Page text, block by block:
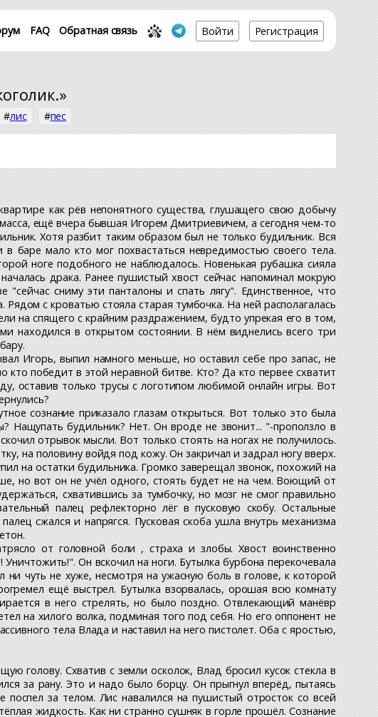
FAQ Обратная связь Войти Регистрация
#лис #пес
как рёв непонятного существа, глушащего свою добычу
ещё вчера бывшая Игорем Дмитриевичем, а сегодня чем-то
Хотя разбит таким образом был не только будильник. Вся
баре мало кто мог похвастаться невредимостью своего тела.
ноге подобного не наблюдалось. Новенькая рубашка сияла
драка. Ранее пушистый хвост сейчас напоминал мокрую
сниму эти панталоны и спать лягу". Единственное, что
с кроватью стояла старая тумбочка. На ней располагалась
на спящего с крайним раздражением, будто упрекая его в том,
находился в открытом состоянии. В нём виднелись всего три
Игорь, выпил намного меньше, но оставил себе про запас, не
кто победит в этой неравной битве. Кто? Да кто первее схватит
оставив только трусы с логотипом любимой онлайн игры. Вот
сознание приказало глазам открыться. Вот только это была
Нащупать будильник? Нет. Он вроде не звонит... "-проползло в
отрывок мысли. Вот только стоять на ногах не получилось.
на половину войдя под кожу. Он закричал и задрал ногу вверх.
на остатки будильника. Громко заверещал звонок, похожий на
но вот он не учёл одного, стоять будет не на чем. Воющий от
схватившись за тумбочку, но мозг не смог правильно
палец рефлекторно лёг в пусковую скобу. Остальные
сжался и напрягся. Пусковая скоба ушла внутрь механизма
от головной боли , страха и злобы. Хвост воинственно
Он вскочил на ноги. Бутылка бурбона перекочевала
ни чуть не хуже, несмотря на ужасную боль в голове, к которой
ещё выстрел. Бутылка взорвалась, орошая всю комнату
в него стрелять, но было поздно. Отвлекающий манёвр
на хилого волка, подминая того под себя. Но его оппонент не
тела Влада и наставил на него пистолет. Оба с яростью,
голову. Схватив с земли осколок, Влад бросил кусок стекла в
за рану. Это и надо было борцу. Он прыгнул вперёд, пытаясь
за телом. Лис навалился на пушистый отросток со всей
жидкость. Как ни странно сушняк в горле прошёл. Сознание